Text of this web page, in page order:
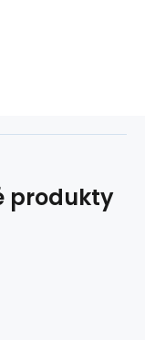
produkty